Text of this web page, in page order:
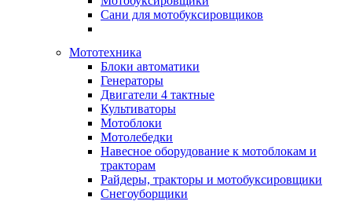
Сани для мотобуксировщиков
Мототехника
Блоки автоматики
Генераторы
Двигатели 4 тактные
Культиваторы
Мотоблоки
Мотолебедки
Навесное оборудование к мотоблокам и
тракторам
Райдеры, тракторы и мотобуксировщики
Снегоуборщики